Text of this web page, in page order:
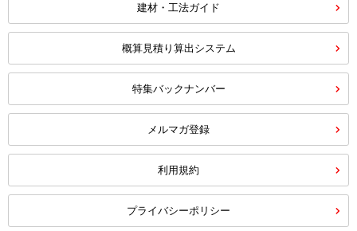
建材・工法ガイド
概算見積り算出システム
特集バックナンバー
メルマガ登録
利用規約
プライバシーポリシー